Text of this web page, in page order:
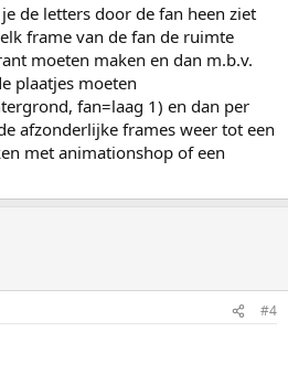
de letters door de fan heen ziet
frame van de fan de ruimte
moeten maken en dan m.b.v.
plaatjes moeten
fan=laag 1) en dan per
afzonderlijke frames weer tot een
met animationshop of een
#4